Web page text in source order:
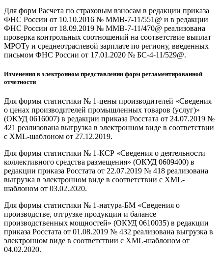
Для форм Расчета по страховым взносам в редакции приказа
ФНС России от 10.10.2016 № ММВ-7-11/551@ и в редакции
ФНС России от 18.09.2019 № ММВ-7-11/470@ реализована
проверка контрольных соотношений на соответствие выплат
МРОТу и среднеотраслевой зарплате по региону, введенных
письмом ФНС России от 17.01.2020 № БС-4-11/529@.
Изменения в электронном представлении форм регламентированной
отчетности
Для формы статистики № 1-цены производителей «Сведения
о ценах производителей промышленных товаров (услуг)»
(ОКУД 0616007) в редакции приказа Росстата от 24.07.2019 №
421 реализована выгрузка в электронном виде в соответствии
с XML-шаблоном от 27.12.2019.
Для формы статистики № 1-КСР «Сведения о деятельности
коллективного средства размещения» (ОКУД 0609400) в
редакции приказа Росстата от 22.07.2019 № 418 реализована
выгрузка в электронном виде в соответствии с XML-
шаблоном от 03.02.2020.
Для формы статистики № 1-натура-БМ «Сведения о
производстве, отгрузке продукции и балансе
производственных мощностей» (ОКУД 0610035) в редакции
приказа Росстата от 01.08.2019 № 432 реализована выгрузка в
электронном виде в соответствии с XML-шаблоном от
04.02.2020.